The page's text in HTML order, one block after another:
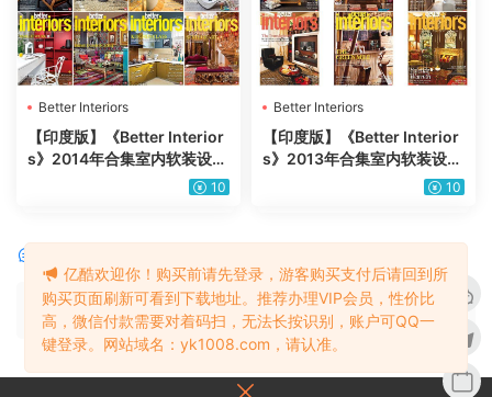
Better Interiors
【印度版】《Better Interior
s》2014年合集室内软装设计
审美灵感pdf杂志（11本） 10
Better Interiors
【印度版】《Better Interior
s》2013年合集室内软装设计
审美灵感pdf杂志（8本） 10
请先登录
亿酷欢迎你！购买前请先登录，游客购买支付后请回到所
购买页面刷新可看到下载地址。推荐办理VIP会员，性价比
高，微信付款需要对着码扫，无法长按识别，账户可QQ一
键登录。网站域名：yk1008.com，请认准。